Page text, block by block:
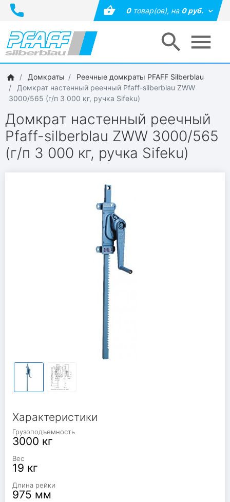
0товар(ов),на0 руб.
Домкраты
Реечные домкраты PFAFF Silberblau
Домкрат настенный реечный Pfaff-silberblau ZWW
3000/565 (г/п 3 000 кг, ручка Sifeku)
Домкрат настенный реечный
Pfaff-silberblau ZWW 3000/565
(г/п 3 000 кг, ручка Sifeku)
Характеристики
Грузоподъемность
3000 кг
Вес
19 кг
Длина рейки
975 мм